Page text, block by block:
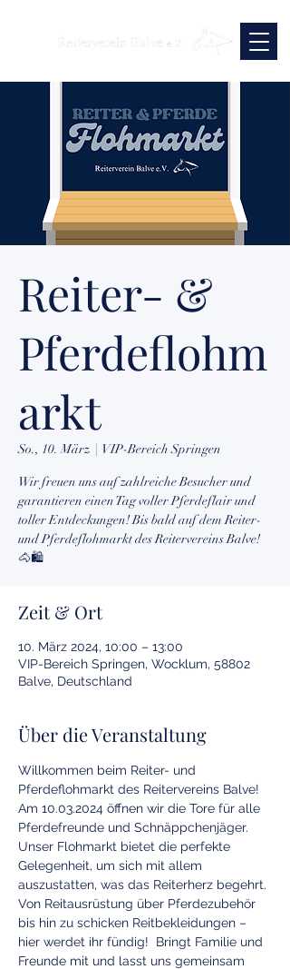
Reiter- &
Pferdeflohm
arkt
So., 10. März
  |
VIP-Bereich Springen
Wir freuen uns auf zahlreiche Besucher und
garantieren einen Tag voller Pferdeflair und
toller Entdeckungen! Bis bald auf dem Reiter-
und Pferdeflohmarkt des Reitervereins Balve!
🐴🛍️
Zeit & Ort
10. März 2024, 10:00 – 13:00
VIP-Bereich Springen, Wocklum, 58802
Balve, Deutschland
Über die Veranstaltung
Willkommen beim Reiter- und
Pferdeflohmarkt des Reitervereins Balve!
Am 10.03.2024 öffnen wir die Tore für alle
Pferdefreunde und Schnäppchenjäger.
Unser Flohmarkt bietet die perfekte
Gelegenheit, um sich mit allem
auszustatten, was das Reiterherz begehrt.
Von Reitausrüstung über Pferdezubehör
bis hin zu schicken Reitbekleidungen –
hier werdet ihr fündig!  Bringt Familie und
Freunde mit und lasst uns gemeinsam